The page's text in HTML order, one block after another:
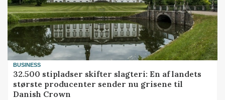
BUSINESS
32.500 stipladser skifter slagteri: En af landets
største producenter sender nu grisene til
Danish Crown